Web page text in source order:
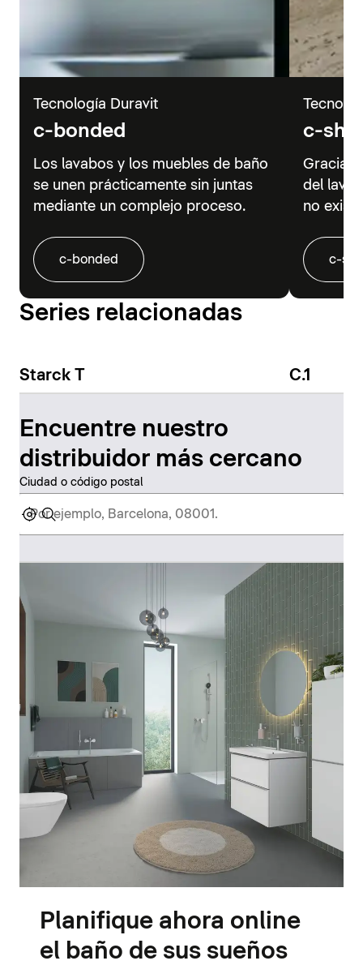
Tecnología Duravit
c-bonded
Los lavabos y los muebles de baño
se unen prácticamente sin juntas
mediante un complejo proceso.
c-bonded
c-
Gracias
del
no
c-
Series relacionadas
Starck T C.1
Encuentre nuestro
distribuidor más cercano
Ciudad o código postal
Planifique ahora online
el baño de sus sueños